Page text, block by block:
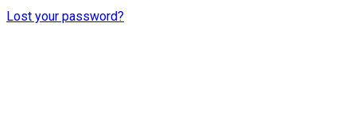
Lost your password?